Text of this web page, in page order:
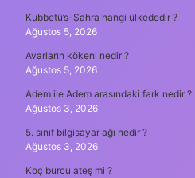
Kubbetü’s-Sahra hangi ülkededir ?
Ağustos 5, 2026
Avarların kökeni nedir ?
Ağustos 5, 2026
Adem ile Adem arasındaki fark nedir ?
Ağustos 3, 2026
5. sınıf bilgisayar ağı nedir ?
Ağustos 3, 2026
Koç burcu ateş mi ?